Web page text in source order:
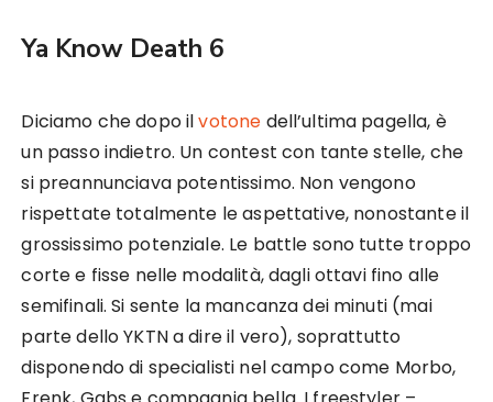
Ya Know Death 6
Diciamo che dopo ilvotone dell’ultima pagella, è
un passo indietro. Un contest con tante stelle, che
si preannunciava potentissimo. Non vengono
rispettate totalmente le aspettative, nonostante il
grossissimo potenziale. Le battle sono tutte troppo
corte e fisse nelle modalità, dagli ottavi fino alle
semifinali. Si sente la mancanza dei minuti (mai
parte dello YKTN a dire il vero), soprattutto
disponendo di specialisti nel campo come Morbo,